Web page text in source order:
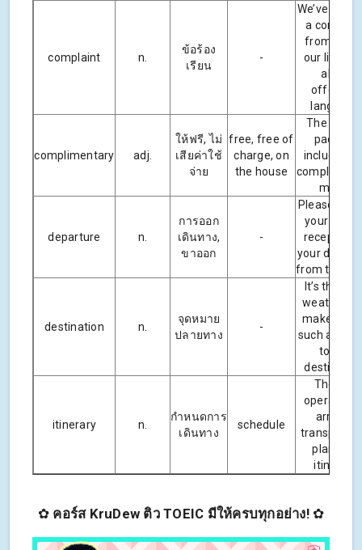
complaint n.
ข้อร้อง
เรียน
-
We’ve
a
from one
our
about
offensive
language.
complimentary adj.
ให้ฟรี, ไม่
เสียค่าใช้
จ่าย
free, free of
charge, on
the house
The
package
includes
meals.
departure n.
การออก
เดินทาง,
ขาออก
-
Please
your keys
reception
your
from the
destination n.
จุดหมาย
ปลายทาง
-
It’s the
weather
makes
such a
tourist
itinerary n.
กำหนดการ
เดินทาง
schedule
The tour
operator
arrange
transport
plan your
itinerary.
✿ คอร์ส KruDew ติว TOEIC มีให้ครบทุกอย่าง! ✿